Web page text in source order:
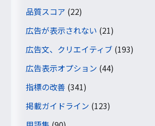
品質スコア (22)
広告が表示されない (21)
広告文、クリエイティブ (193)
広告表示オプション (44)
指標の改善 (341)
掲載ガイドライン (123)